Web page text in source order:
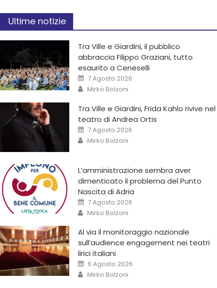
Ultime notizie
Tra Ville e Giardini, il pubblico
abbraccia Filippo Graziani, tutto
esaurito a Ceneselli
7 Agosto 2026
Mirko Bolzoni
Tra Ville e Giardini, Frida Kahlo rivive nel
teatro di Andrea Ortis
7 Agosto 2026
Mirko Bolzoni
L’amministrazione sembra aver
dimenticato il problema del Punto
Nascita di Adria
7 Agosto 2026
Mirko Bolzoni
Al via il monitoraggio nazionale
sull’audience engagement nei teatri
lirici italiani
6 Agosto 2026
Mirko Bolzoni